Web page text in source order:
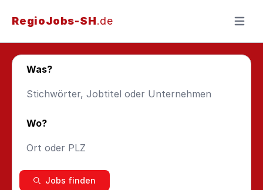
RegioJobs-SH.de Menü
Was?
Wo?
Jobs finden